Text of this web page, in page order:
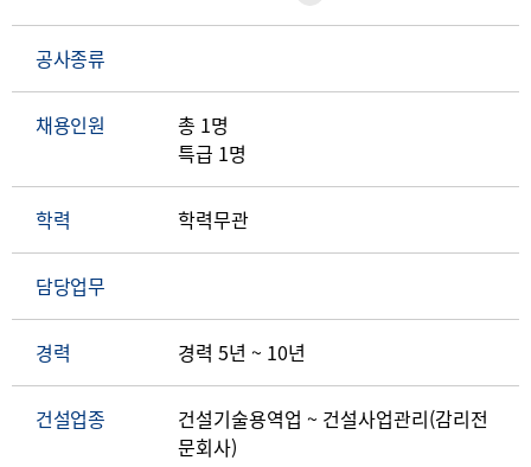
공사종류
채용인원
총 1명
특급 1명
학력 학력무관
담당업무
경력 경력 5년 ~ 10년
건설업종
건설기술용역업 ~ 건설사업관리(감리전
문회사)